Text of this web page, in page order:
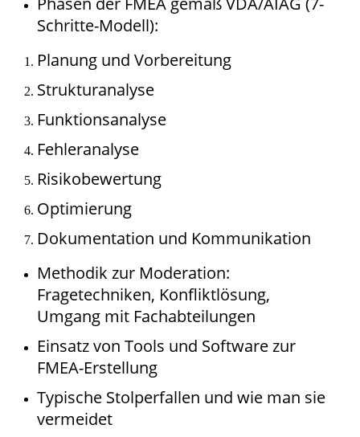
Schritte-Modell):
Planung und Vorbereitung
Strukturanalyse
Funktionsanalyse
Fehleranalyse
Risikobewertung
Optimierung
Dokumentation und Kommunikation
Methodik zur Moderation:
Fragetechniken, Konfliktlösung,
Umgang mit Fachabteilungen
Einsatz von Tools und Software zur
FMEA-Erstellung
Typische Stolperfallen und wie man sie
vermeidet